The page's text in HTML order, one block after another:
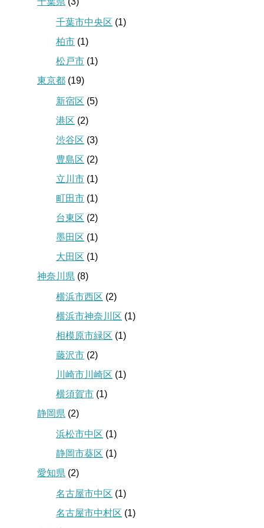
千葉市中央区 (1)
柏市 (1)
松戸市 (1)
東京都 (19)
新宿区 (5)
港区 (2)
渋谷区 (3)
豊島区 (2)
立川市 (1)
町田市 (1)
台東区 (2)
墨田区 (1)
大田区 (1)
神奈川県 (8)
横浜市西区 (2)
横浜市神奈川区 (1)
相模原市緑区 (1)
藤沢市 (2)
川崎市川崎区 (1)
横須賀市 (1)
静岡県 (2)
浜松市中区 (1)
静岡市葵区 (1)
愛知県 (2)
名古屋市中区 (1)
名古屋市中村区 (1)